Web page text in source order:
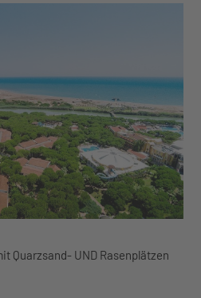
Quarzsand- UND Rasenplätzen